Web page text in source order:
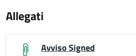
Allegati
Avviso Signed